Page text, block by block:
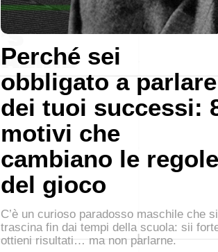
Perché sei
obbligato a parlare
dei tuoi successi:
motivi che
cambiano le regole
del gioco
C’è un curioso paradosso maschile che si
trascina fin dai tempi della scuola: sii
ottieni risultati… ma non parlarne.